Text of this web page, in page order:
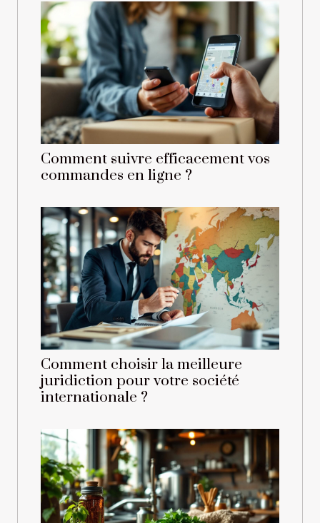
Comment suivre efficacement vos
commandes en ligne ?
Comment choisir la meilleure
juridiction pour votre société
internationale ?